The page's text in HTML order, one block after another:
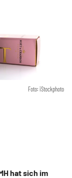
Foto: iStockphoto
hat sich im